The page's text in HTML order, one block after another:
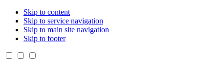
Skip to content
Skip to service navigation
Skip to main site navigation
Skip to footer